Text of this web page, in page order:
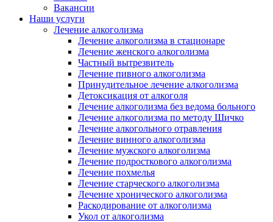
Вакансии
Наши услуги
Лечение алкоголизма
Лечение алкоголизма в стационаре
Лечение женского алкоголизма
Частный вытрезвитель
Лечение пивного алкоголизма
Принудительное лечение алкоголизма
Детоксикация от алкоголя
Лечение алкоголизма без ведома больного
Лечение алкоголизма по методу Шичко
Лечение алкогольного отравления
Лечение винного алкоголизма
Лечение мужского алкоголизма
Лечение подросткового алкоголизма
Лечение похмелья
Лечение старческого алкоголизма
Лечение хронического алкоголизма
Раскодирование от алкоголизма
Укол от алкоголизма